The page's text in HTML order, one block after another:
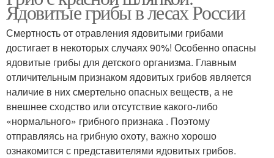
Ядовитые грибы в лесах России
Смертность от отравления ядовитыми грибами
достигает в некоторых случаях 90%! Особенно опасны
ядовитые грибы для детского организма. Главным
отличительным признаком ядовитых грибов является
наличие в них смертельно опасных веществ, а не
внешнее сходство или отсутствие какого-либо
«нормального» грибного признака . Поэтому
отправляясь на грибную охоту, важно хорошо
ознакомится с представителями ядовитых грибов.